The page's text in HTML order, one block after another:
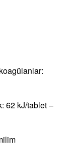
62 kJ/tablet –